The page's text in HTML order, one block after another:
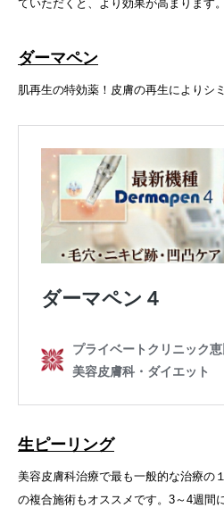
ていただくと、より効果が高まります。
ダーマペン
肌再生の特効薬！皮膚の再生によりシ
生ピーリング
美容皮膚科治療で最も一般的な治療の
の複合施術もオススメです。3～4週間